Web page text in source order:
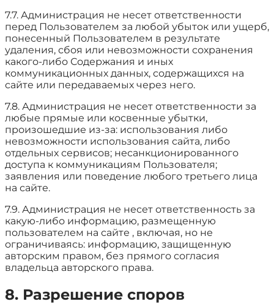
7.7. Администрация не несет ответственности
перед Пользователем за любой убыток или ущерб,
понесенный Пользователем в результате
удаления, сбоя или невозможности сохранения
какого-либо Содержания и иных
коммуникационных данных, содержащихся на
сайте или передаваемых через него.
7.8. Администрация не несет ответственности за
любые прямые или косвенные убытки,
произошедшие из-за: использования либо
невозможности использования сайта, либо
отдельных сервисов; несанкционированного
доступа к коммуникациям Пользователя;
заявления или поведение любого третьего лица
на сайте.
7.9. Администрация не несет ответственность за
какую-либо информацию, размещенную
пользователем на сайте , включая, но не
ограничиваясь: информацию, защищенную
авторским правом, без прямого согласия
владельца авторского права.
8. Разрешение споров